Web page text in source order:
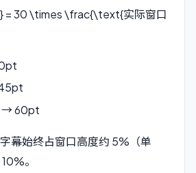
= 30 \times \frac{\text{实际窗口
→ 60pt
幕始终占窗口高度约 5%（单
。